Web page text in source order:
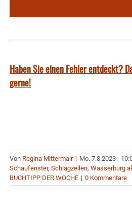
Haben Sie einen Fehler entdeckt?
gerne!
Von Regina Mittermair | Mo. 7.8.2023 -
Schaufenster, Schlagzeilen, Wasserburg
BUCHTIPP DER WOCHE | 0 Kommentare